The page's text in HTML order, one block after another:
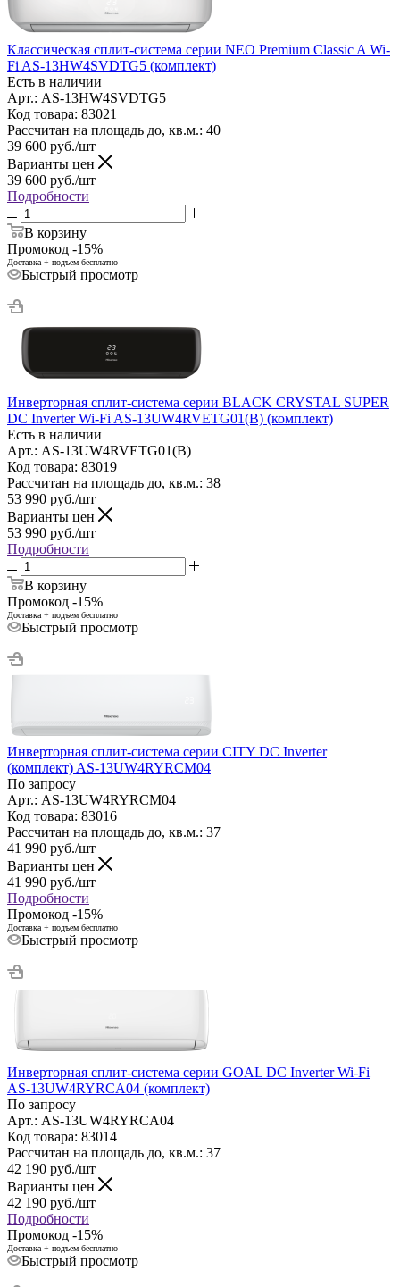
Классическая сплит-система серии NEO Premium Classic A Wi-
Fi AS-13HW4SVDTG5 (комплект)
Есть в наличии
Арт.: AS-13HW4SVDTG5
Код товара: 83021
Рассчитан на площадь до, кв.м.: 40
39 600 руб./шт
Варианты цен
39 600 руб./шт
Подробности
В корзину
Промокод -15%
Доставка + подъем бесплатно
Быстрый просмотр
Инверторная сплит-система серии BLACK CRYSTAL SUPER
DC Inverter Wi-Fi AS-13UW4RVETG01(B) (комплект)
Есть в наличии
Арт.: AS-13UW4RVETG01(B)
Код товара: 83019
Рассчитан на площадь до, кв.м.: 38
53 990 руб./шт
Варианты цен
53 990 руб./шт
Подробности
В корзину
Промокод -15%
Доставка + подъем бесплатно
Быстрый просмотр
Инверторная сплит-система серии CITY DC Inverter
(комплект) AS-13UW4RYRCM04
По запросу
Арт.: AS-13UW4RYRCM04
Код товара: 83016
Рассчитан на площадь до, кв.м.: 37
41 990 руб./шт
Варианты цен
41 990 руб./шт
Подробности
Промокод -15%
Доставка + подъем бесплатно
Быстрый просмотр
Инверторная сплит-система серии GOAL DC Inverter Wi-Fi
AS-13UW4RYRCA04 (комплект)
По запросу
Арт.: AS-13UW4RYRCA04
Код товара: 83014
Рассчитан на площадь до, кв.м.: 37
42 190 руб./шт
Варианты цен
42 190 руб./шт
Подробности
Промокод -15%
Доставка + подъем бесплатно
Быстрый просмотр